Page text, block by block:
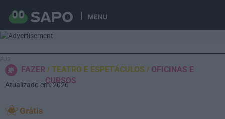
MENU
FAZER TEATRO E ESPETÁCULOS
OFICINAS E
CURSOS
Grátis
Atualizado em: 2026